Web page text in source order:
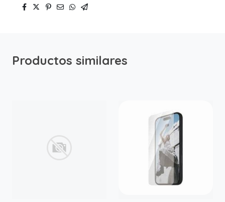
Productos similares